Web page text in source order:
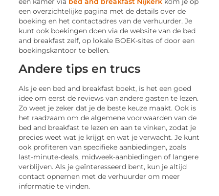
een overzichtelijke pagina met de details over de
boeking en het contactadres van de verhuurder. Je
kunt ook boekingen doen via de website van de bed
and breakfast zelf, op lokale BOEK-sites of door een
boekingskantoor te bellen.
Andere tips en trucs
Als je een bed and breakfast boekt, is het een goed
idee om eerst de reviews van andere gasten te lezen.
Zo weet je zeker dat je de beste keuze maakt. Ook is
het raadzaam om de algemene voorwaarden van de
bed and breakfast te lezen en aan te vinken, zodat je
precies weet wat je krijgt en wat je verwacht. Je kunt
ook profiteren van specifieke aanbiedingen, zoals
last-minute-deals, midweek-aanbiedingen of langere
verblijven. Als je geïnteresseerd bent, kun je altijd
contact opnemen met de verhuurder om meer
informatie te vinden.